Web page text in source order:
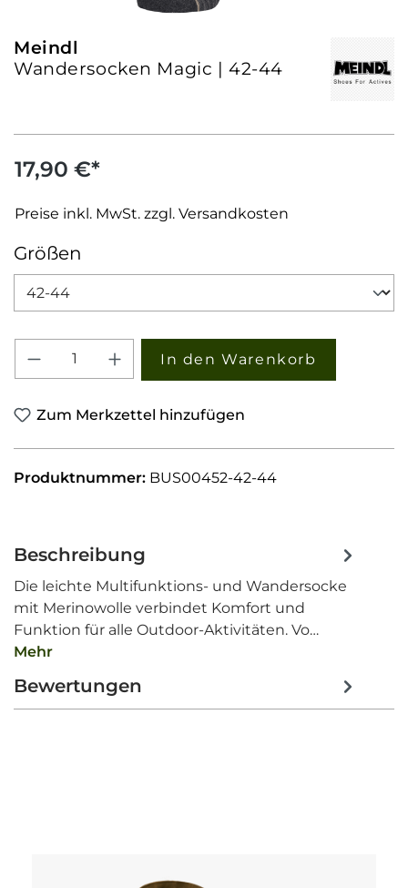
Meindl
Wandersocken Magic | 42-44
17,90 €*
Preise inkl. MwSt. zzgl. Versandkosten
Größen
Produkt Anzahl: Gib den
In den Warenkorb
Zum Merkzettel hinzufügen
Produktnummer: BUS00452-42-44
Beschreibung
Die leichte Multifunktions- und Wandersocke
mit Merinowolle verbindet Komfort und
Funktion für alle Outdoor-Aktivitäten. Vo…
Mehr
Bewertungen